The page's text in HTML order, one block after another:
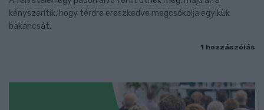
kényszerítik, hogy térdre ereszkedve megcsókolja egyikük
bakancsát.
1 hozzászólás